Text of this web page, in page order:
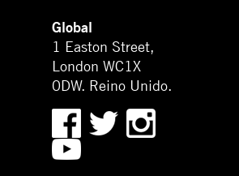
Global
1 Easton Street,
London WC1X
0DW. Reino Unido.